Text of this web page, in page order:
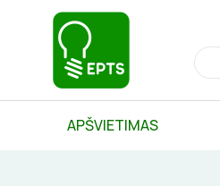
APŠVIETIMAS